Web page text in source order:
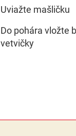
Uviažte mašličku
Do pohára vložte
vetvičky